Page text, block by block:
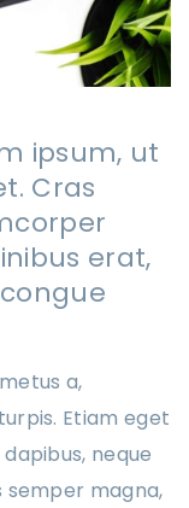
ipsum, ut
Cras
erat,
a,
Etiam eget
neque
magna,